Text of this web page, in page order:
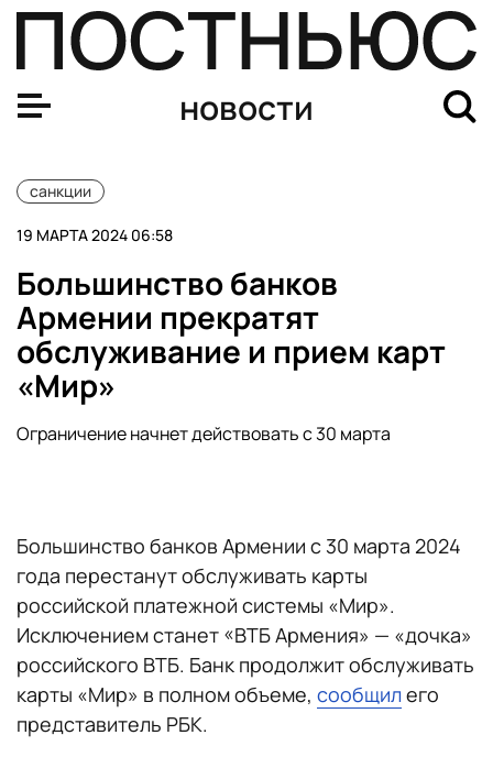
новости
санкции
19 МАРТА 2024 06:58
Большинство банков
Армении прекратят
обслуживание и прием карт
«Мир»
Ограничение начнет действовать с 30 марта
Большинство банков Армении с 30 марта 2024
года перестанут обслуживать карты
российской платежной системы «Мир».
Исключением станет «ВТБ Армения» — «дочка»
российского ВТБ. Банк продолжит обслуживать
карты «Мир» в полном объеме, сообщилего
представитель РБК.
МИД РФ ввел санкции против премьеров и министров